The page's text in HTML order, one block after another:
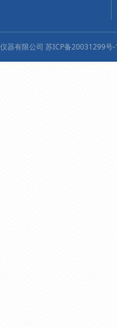
器有限公司 苏ICP备20031299号-